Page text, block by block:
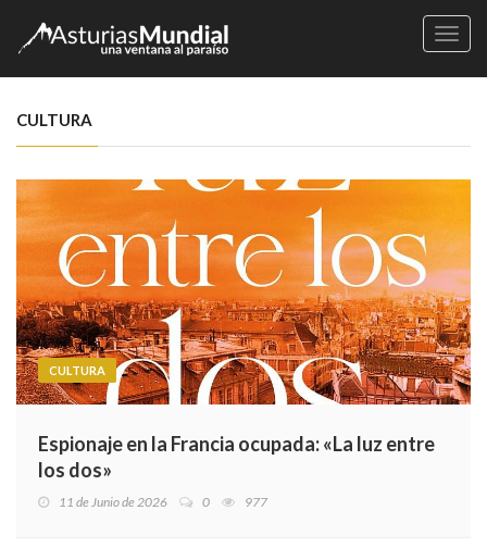
CULTURA
CULTURA
Espionaje en la Francia ocupada: «La luz entre
los dos»
11 de Junio de 2026 0 977